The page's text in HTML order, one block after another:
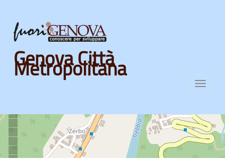
Skip
main
content
Genova Città
Metropolitana